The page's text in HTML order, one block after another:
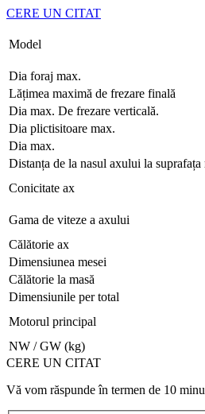
CERE UN CITAT
Model
Dia foraj max.
Lățimea maximă de frezare finală
Dia max. De frezare verticală.
Dia plictisitoare max.
Dia max.
Distanța de la nasul axului la suprafața
Conicitate ax
Gama de viteze a axului
Călătorie ax
Dimensiunea mesei
Călătorie la masă
Dimensiunile per total
Motorul principal
NW / GW (kg)
CERE UN CITAT
Vă vom răspunde în termen de 10